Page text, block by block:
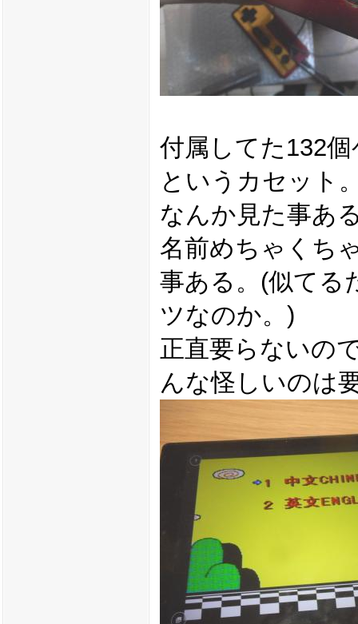
付属してた132
というカセット
なんか見た事あ
名前めちゃくち
事ある。(似てる
ツなのか。)
正直要らないの
んな怪しいのは